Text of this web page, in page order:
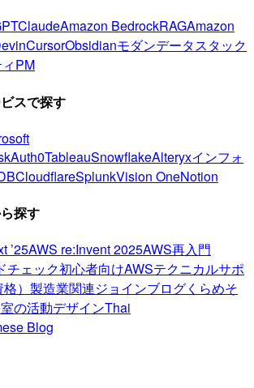
ClaudeAmazon BedrockRAGAmazon
CursorObsidianモダンデータスタック
PM
スで探す
Auth0TableauSnowflakeAlteryxインフォ
CloudflareSplunkVision OneNotion
探す
’25AWS re:Invent 2025AWS再入門
チェック初心者向けAWSテクニカルサポ
） 製造業関連ジョインブログくらめそ
の活動デザインThai
Blog